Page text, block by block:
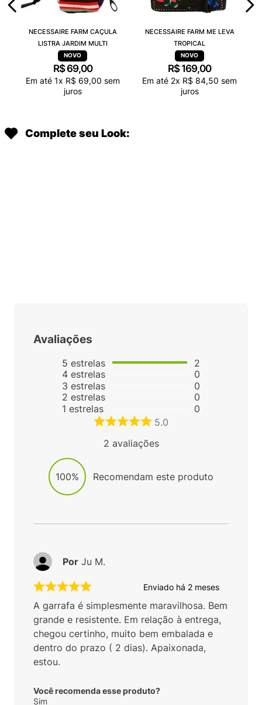
NECESSAIRE FARM CAÇULA
LISTRA JARDIM MULTI
R$ 69,00
Em até 1x R$ 69,00 sem
juros
NECESSAIRE FARM ME LEVA
TROPICAL
R$ 169,00
Em até 2x R$ 84,50 sem
juros
Complete seu Look:
Avaliações
5 estrelas
4 estrelas
3 estrelas
2 estrelas
1 estrelas
2
0
0
0
0
5.0
2 avaliações
100% Recomendam este produto
Enviado há 2 meses
A garrafa é simplesmente maravilhosa. Bem
grande e resistente. Em relação à entrega,
chegou certinho, muito bem embalada e
dentro do prazo ( 2 dias). Apaixonada,
estou.
Você recomenda esse produto?
Sim
Por Ju M.